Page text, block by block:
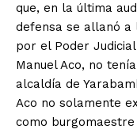
que, en la última
defensa se allanó a
por el Poder
Manuel Aco, no
alcaldía de
Aco no solamente
como burgomaestre